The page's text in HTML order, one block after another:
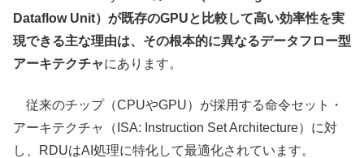
Dataflow Unit）が既存のGPUと比較して高い効率性を実
現できる主な理由は、その根本的に異なるデータフロー型
アーキテクチャにあります。
従来のチップ（CPUやGPU）が採用する命令セット・
アーキテクチャ（ISA: Instruction Set Architecture）に対
し、RDUはAI処理に特化して最適化されています。